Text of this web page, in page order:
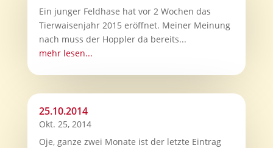
Ein junger Feldhase hat vor 2 Wochen das
Tierwaisenjahr 2015 eröffnet. Meiner Meinung
nach muss der Hoppler da bereits...
mehr lesen...
25.10.2014
Okt. 25, 2014
Oje, ganze zwei Monate ist der letzte Eintrag